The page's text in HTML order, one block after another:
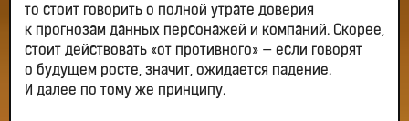
то стоит говорить о полной утрате доверия
к прогнозам данных персонажей и компаний. Скорее,
стоит действовать «от противного» — если говорят
о будущем росте, значит, ожидается падение.
И далее по тому же принципу.